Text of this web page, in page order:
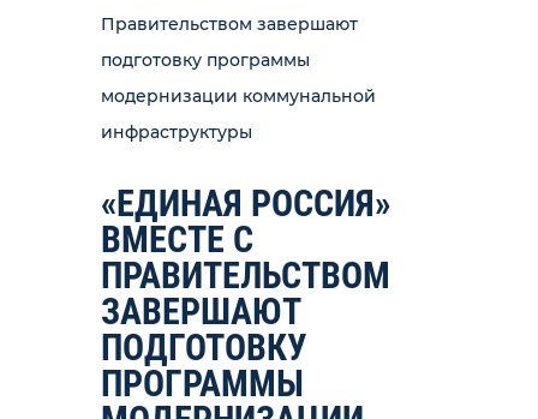
Правительством завершают
подготовку программы
модернизации коммунальной
инфраструктуры
«ЕДИНАЯ РОССИЯ»
ВМЕСТЕ С
ПРАВИТЕЛЬСТВОМ
ЗАВЕРШАЮТ
ПОДГОТОВКУ
ПРОГРАММЫ